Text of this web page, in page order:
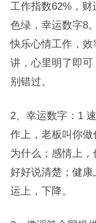
工作指数62%，
色绿，幸运数字8
快乐心情工作，效
讲，心里明了即
别错过。
2、幸运数字：1
作上，老板叫你
为什么；感情上
好好说清楚；健
运上，下降。